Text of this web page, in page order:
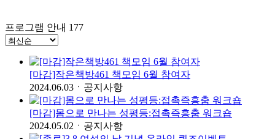
프로그램 안내 177
[마감]작은책방461 책모임 6월 참여자
2024.06.03 ㆍ 공지사항
[마감]몸으로 만나는 성평등:접촉즉흥춤 워크숍
2024.05.02 ㆍ 공지사항